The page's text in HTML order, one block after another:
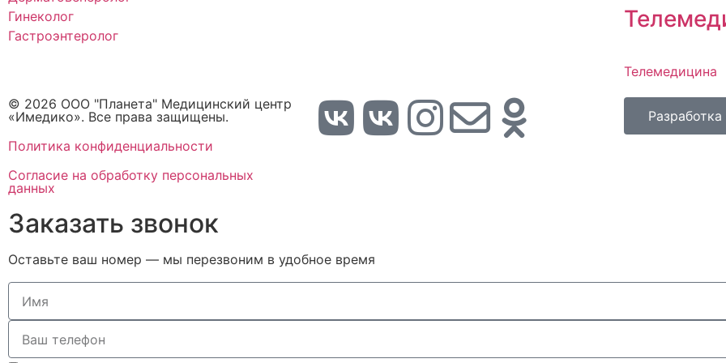
Гинеколог
Гастроэнтеролог
Телемедицина
© 2026 ООО "Планета" Медицинский центр
«Имедико». Все права защищены.
Политика конфиденциальности
Cогласие на обработку персональных
данных
Разработка
Заказать звонок
Оставьте ваш номер — мы перезвоним в удобное время